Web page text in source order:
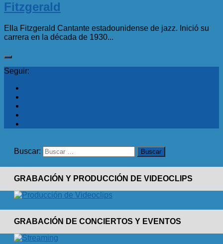
Fitzgerald
Ella Fitzgerald Cantante estadounidense de jazz. Inició su
carrera en la década de 1930...
Seguir:
Buscar:
GRABACIÓN Y PRODUCCIÓN DE VIDEOCLIPS
GRABACIÓN DE CONCIERTOS Y EVENTOS